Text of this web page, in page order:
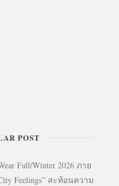
POST
Fall/Winter 2026 ภาย
Feelings” สะท้อนความ